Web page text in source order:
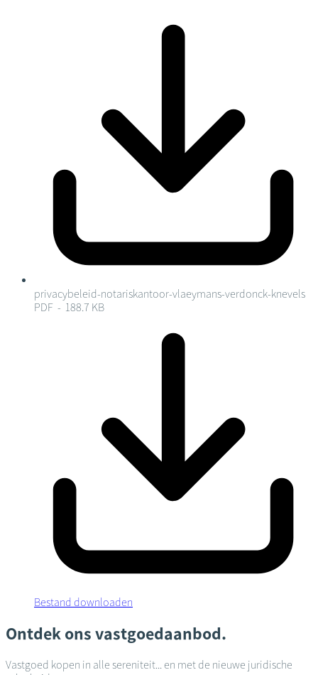
privacybeleid-notariskantoor-vlaeymans-verdonck-knevels
PDF - 188.7 KB
Bestand downloaden
Ontdek ons vastgoedaanbod.
Vastgoed kopen in alle sereniteit... en met de nieuwe juridische